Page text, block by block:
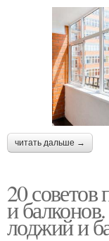
читать дальше →
20
и
лоджий и